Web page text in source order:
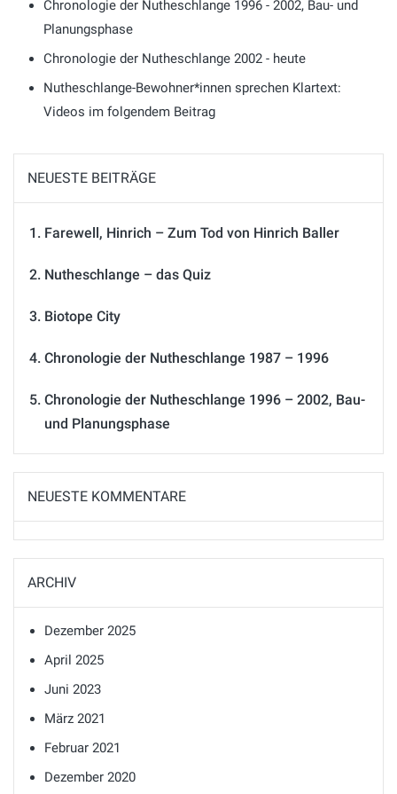
Chronologie der Nutheschlange 1996 - 2002, Bau- und
Planungsphase
Chronologie der Nutheschlange 2002 - heute
Nutheschlange-Bewohner*innen sprechen Klartext:
Videos im folgendem Beitrag
NEUESTE BEITRÄGE
Farewell, Hinrich – Zum Tod von Hinrich Baller
Nutheschlange – das Quiz
Biotope City
Chronologie der Nutheschlange 1987 – 1996
Chronologie der Nutheschlange 1996 – 2002, Bau-
und Planungsphase
NEUESTE KOMMENTARE
ARCHIV
Dezember 2025
April 2025
Juni 2023
März 2021
Februar 2021
Dezember 2020